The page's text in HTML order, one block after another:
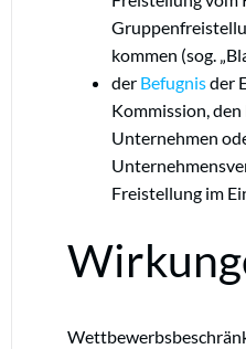
kommen (sog.
der Befugnisder
Kommission,
Unternehmen
Freistellung im